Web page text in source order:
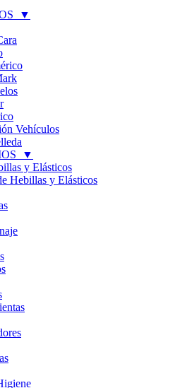
▼
Vehículos
▼
y Elásticos
Hebillas y Elásticos